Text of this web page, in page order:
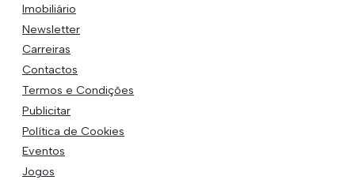
Imobiliário
Newsletter
Carreiras
Contactos
Termos e Condições
Publicitar
Política de Cookies
Eventos
Jogos